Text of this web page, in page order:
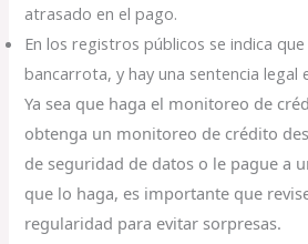
atrasado en el pago.
En los registros públicos se indica
bancarrota, y hay una sentencia legal
Ya sea que haga el monitoreo de
obtenga un monitoreo de crédito
de seguridad de datos o le pague a
que lo haga, es importante que
regularidad para evitar sorpresas.